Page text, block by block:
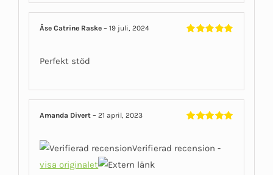
Åse Catrine Raske– 19 juli, 2024
Perfekt stöd
Amanda Divert– 21 april, 2023
Verifierad recension -
visa originalet